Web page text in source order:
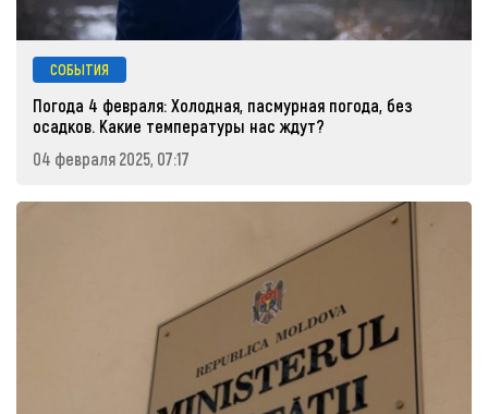
СОБЫТИЯ
Погода 4 февраля: Холодная, пасмурная погода, без
осадков. Какие температуры нас ждут?
04 февраля 2025, 07:17